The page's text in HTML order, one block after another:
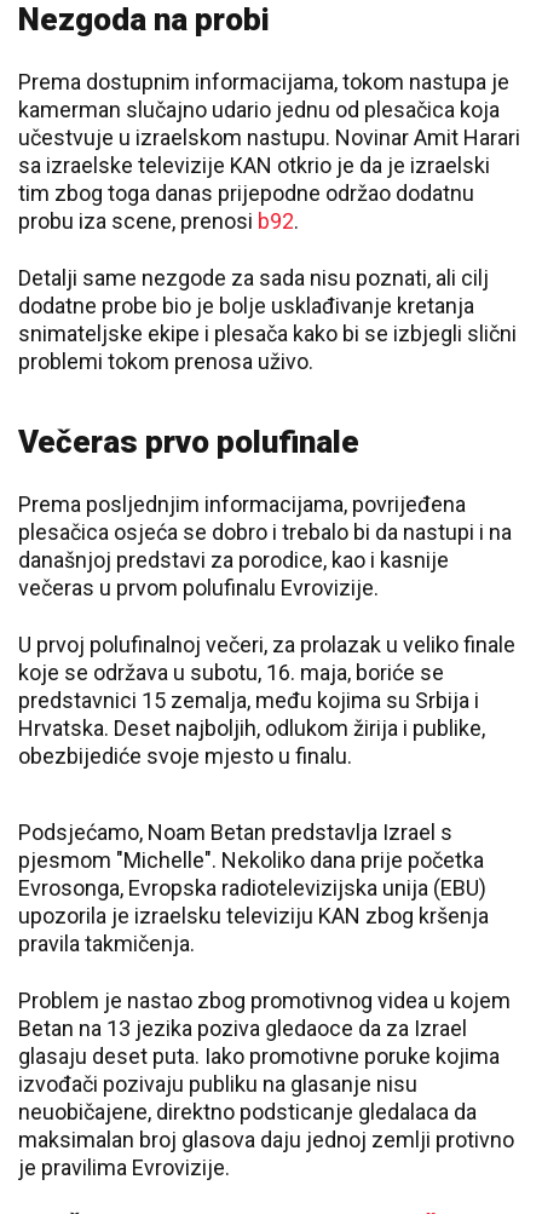
Nezgoda na probi
Prema dostupnim informacijama, tokom nastupa je
kamerman slučajno udario jednu od plesačica koja
učestvuje u izraelskom nastupu. Novinar Amit Harari
sa izraelske televizije KAN otkrio je da je izraelski
tim zbog toga danas prijepodne održao dodatnu
probu iza scene, prenosi b92.
Detalji same nezgode za sada nisu poznati, ali cilj
dodatne probe bio je bolje usklađivanje kretanja
snimateljske ekipe i plesača kako bi se izbjegli slični
problemi tokom prenosa uživo.
Večeras prvo polufinale
Prema posljednjim informacijama, povrijeđena
plesačica osjeća se dobro i trebalo bi da nastupi i na
današnjoj predstavi za porodice, kao i kasnije
večeras u prvom polufinalu Evrovizije.
U prvoj polufinalnoj večeri, za prolazak u veliko finale
koje se održava u subotu, 16. maja, boriće se
predstavnici 15 zemalja, među kojima su Srbija i
Hrvatska. Deset najboljih, odlukom žirija i publike,
obezbijediće svoje mjesto u finalu.
Podsjećamo, Noam Betan predstavlja Izrael s
pjesmom "Michelle". Nekoliko dana prije početka
Evrosonga, Evropska radiotelevizijska unija (EBU)
upozorila je izraelsku televiziju KAN zbog kršenja
pravila takmičenja.
Problem je nastao zbog promotivnog videa u kojem
Betan na 13 jezika poziva gledaoce da za Izrael
glasaju deset puta. Iako promotivne poruke kojima
izvođači pozivaju publiku na glasanje nisu
neuobičajene, direktno podsticanje gledalaca da
maksimalan broj glasova daju jednoj zemlji protivno
je pravilima Evrovizije.